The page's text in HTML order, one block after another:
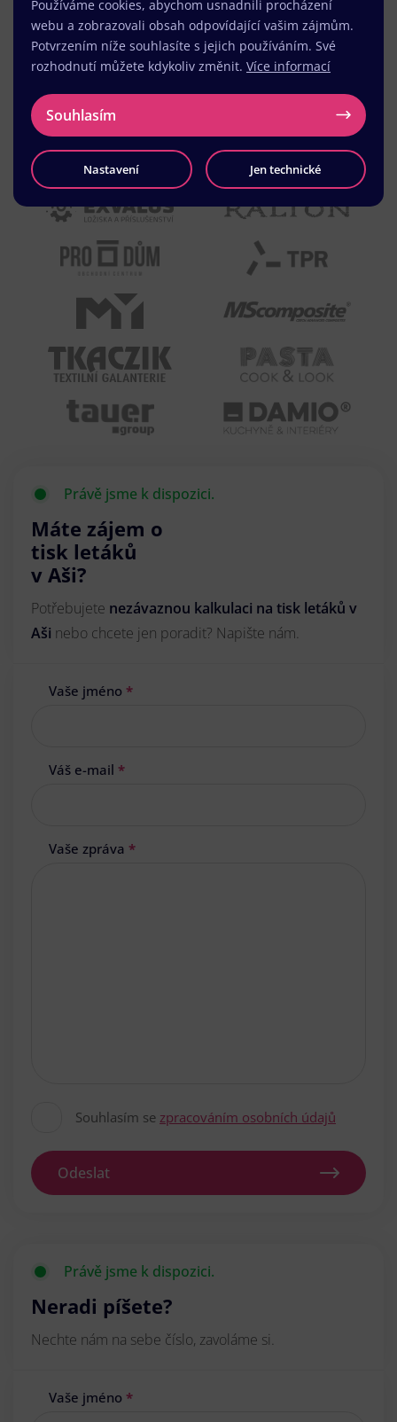
Právě jsme k dispozici.
Máte zájem o
tisk letáků
v Aši?
Potřebujete nezávaznou kalkulaci na tisk letáků v
Aši nebo chcete jen poradit? Napište nám.
Vaše jméno *
Váš e-mail *
Vaše zpráva *
Souhlasím se zpracováním osobních údajů
Odeslat
Právě jsme k dispozici.
Neradi píšete?
Nechte nám na sebe číslo, zavoláme si.
Vaše jméno *
Používáme cookies, abychom usnadnili procházení
webu a zobrazovali obsah odpovídající vašim zájmům.
Potvrzením níže souhlasíte s jejich používáním. Své
rozhodnutí můžete kdykoliv změnit. Více informací
Souhlasím
Nastavení Jen technické